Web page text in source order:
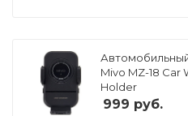
Mivo MZ-18 Car
Holder
999 руб.